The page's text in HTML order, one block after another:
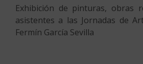
Exhibición de pinturas, obras
asistentes a las Jornadas de
Fermín García Sevilla